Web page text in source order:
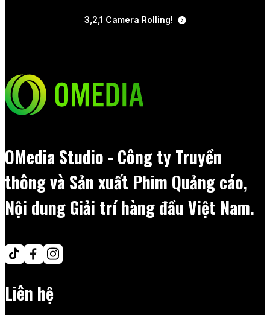
3,2,1 Camera Rolling!
OMedia Studio - Công ty Truyền
thông và Sản xuất Phim Quảng cáo,
Nội dung Giải trí hàng đầu Việt Nam.
Liên hệ